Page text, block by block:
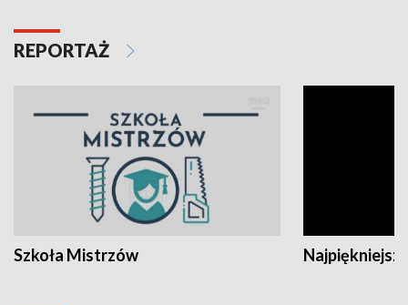
REPORTAŻ
Szkoła Mistrzów